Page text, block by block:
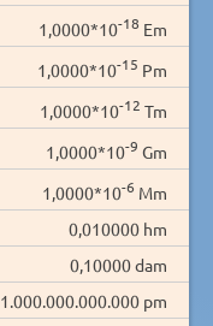
1,0000*10-18 Em
1,0000*10-15 Pm
1,0000*10-12 Tm
1,0000*10-9 Gm
1,0000*10-6 Mm
0,010000 hm
0,10000 dam
1.000.000.000.000 pm